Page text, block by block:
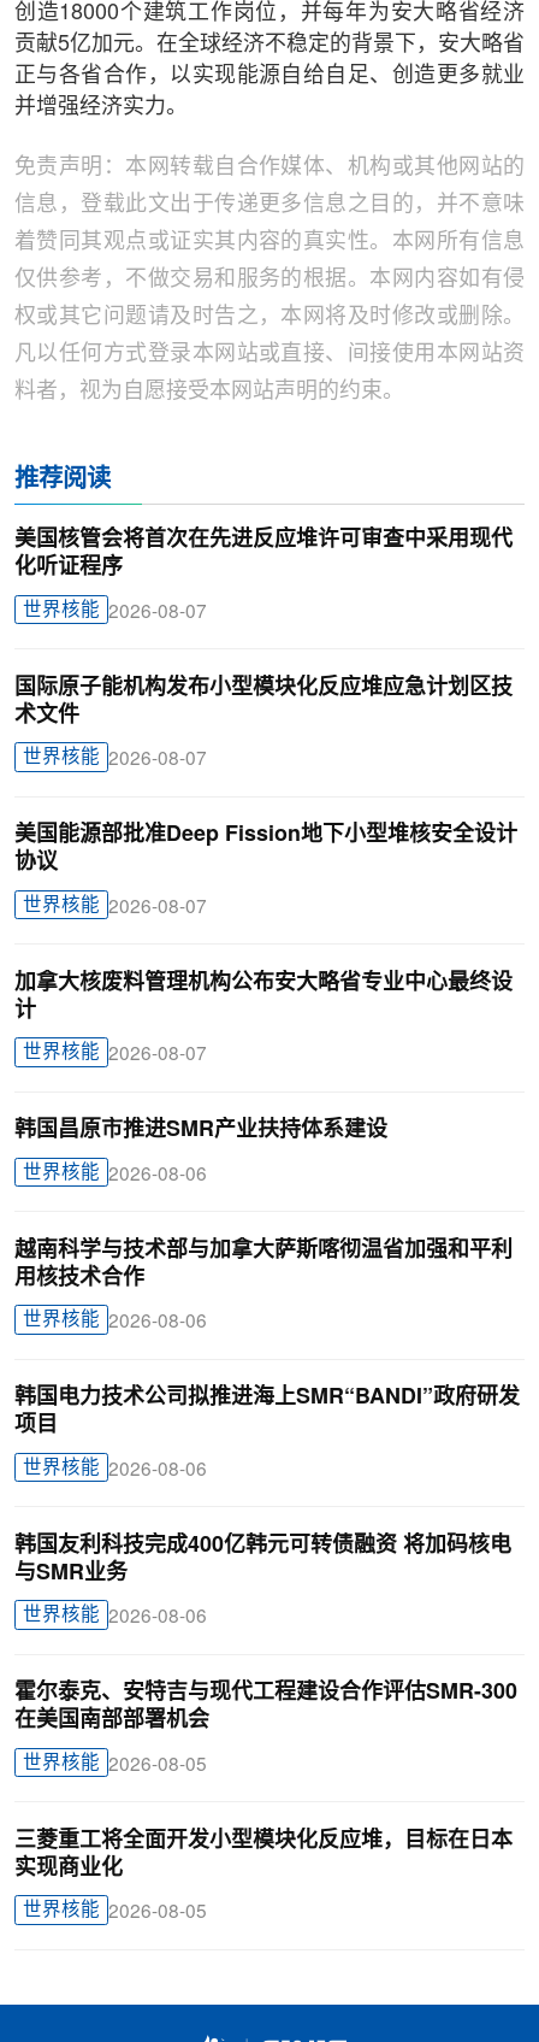
创造18000个建筑工作岗位，并每年为安大略省经济
贡献5亿加元。在全球经济不稳定的背景下，安大略省
正与各省合作，以实现能源自给自足、创造更多就业
并增强经济实力。
免责声明：本网转载自合作媒体、机构或其他网站的
信息，登载此文出于传递更多信息之目的，并不意味
着赞同其观点或证实其内容的真实性。本网所有信息
仅供参考，不做交易和服务的根据。本网内容如有侵
权或其它问题请及时告之，本网将及时修改或删除。
凡以任何方式登录本网站或直接、间接使用本网站资
料者，视为自愿接受本网站声明的约束。
推荐阅读
美国核管会将首次在先进反应堆许可审查中采用现代
化听证程序
世界核能 2026-08-07
国际原子能机构发布小型模块化反应堆应急计划区技
术文件
世界核能 2026-08-07
美国能源部批准Deep Fission地下小型堆核安全设计
协议
世界核能 2026-08-07
加拿大核废料管理机构公布安大略省专业中心最终设
计
世界核能 2026-08-07
韩国昌原市推进SMR产业扶持体系建设
世界核能 2026-08-06
越南科学与技术部与加拿大萨斯喀彻温省加强和平利
用核技术合作
世界核能 2026-08-06
韩国电力技术公司拟推进海上SMR“BANDI”政府研发
项目
世界核能 2026-08-06
韩国友利科技完成400亿韩元可转债融资 将加码核电
与SMR业务
世界核能 2026-08-06
霍尔泰克、安特吉与现代工程建设合作评估SMR-300
在美国南部部署机会
世界核能 2026-08-05
三菱重工将全面开发小型模块化反应堆，目标在日本
实现商业化
世界核能 2026-08-05